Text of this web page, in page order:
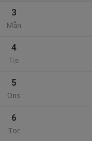
3
Mån
4
Tis
5
Ons
6
Tor